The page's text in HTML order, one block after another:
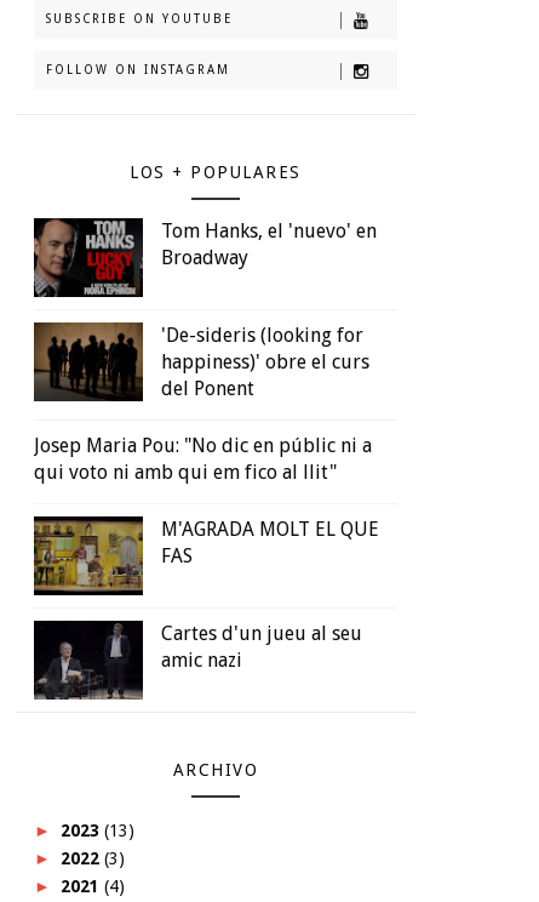
SUBSCRIBE ON YOUTUBE
FOLLOW ON INSTAGRAM
LOS + POPULARES
Tom Hanks, el 'nuevo' en
Broadway
'De-sideris (looking for
happiness)' obre el curs
del Ponent
Josep Maria Pou: "No dic en públic ni a
qui voto ni amb qui em fico al llit"
M'AGRADA MOLT EL QUE
FAS
Cartes d'un jueu al seu
amic nazi
ARCHIVO
► 2023 (13)
► 2022 (3)
► 2021 (4)